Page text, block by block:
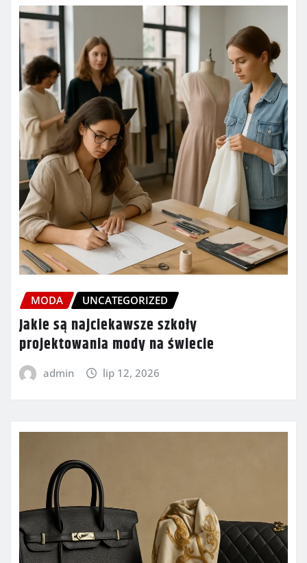
MODA UNCATEGORIZED
Jakie są najciekawsze szkoły
projektowania mody na świecie
admin lip 12, 2026